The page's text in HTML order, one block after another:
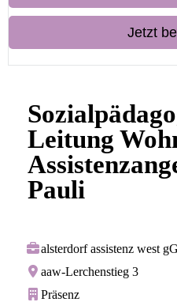
Jetzt
Leitung
Pauli
alsterdorf assistenz west
aaw-Lerchenstieg 3
Präsenz